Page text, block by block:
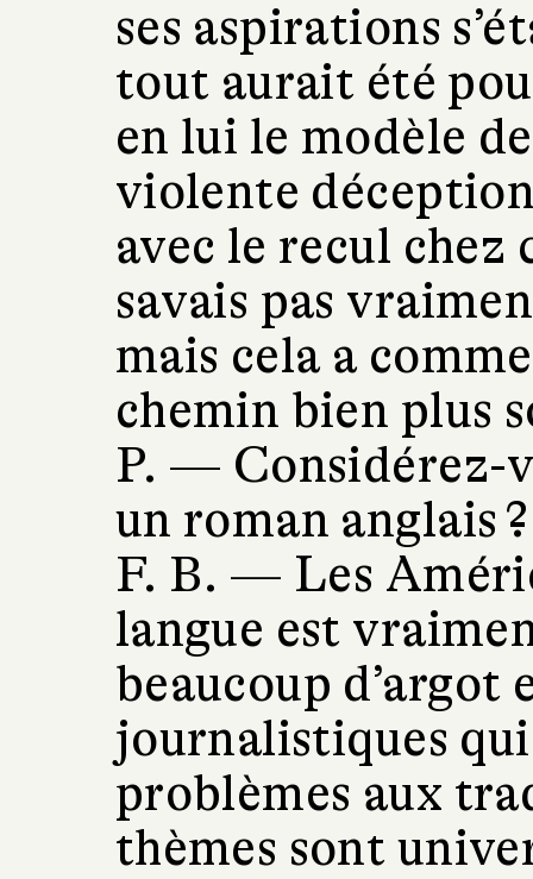
ses aspirations
tout aurait été
en lui le modèle
violente
avec le recul chez
savais pas
mais cela a
chemin bien plus
P. — Considérez-
un roman anglais ?
F. B. — Les
langue est
beaucoup d’argot
journalistiques
problèmes aux
thèmes sont